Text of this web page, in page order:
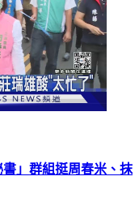
」群組挺周春米、抹